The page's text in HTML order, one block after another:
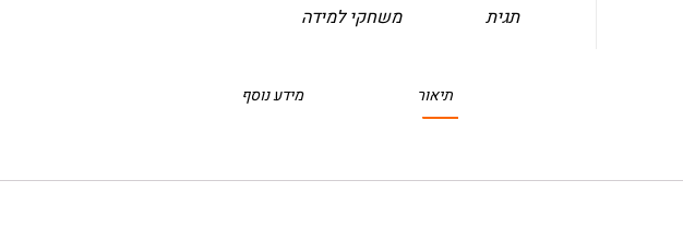
תגית
משחקי למידה
תיאור מידע נוסף